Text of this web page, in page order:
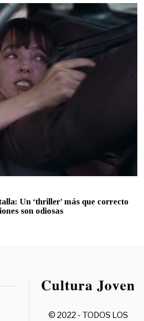
Un ‘thriller’ más que correcto
son odiosas
© 2022 - TODOS LOS